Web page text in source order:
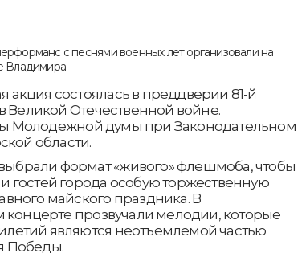
акция состоялась в преддверии 81-й
Отечественной войне.
Молодежной думы при Законодательном
области.
формат «живого» флешмоба, чтобы
гостей города особую торжественную
майского праздника. В
прозвучали мелодии, которые
являются неотъемлемой частью
Победы.